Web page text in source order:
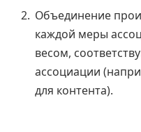
Объединение
каждой меры
весом,
ассоциации
для контента).